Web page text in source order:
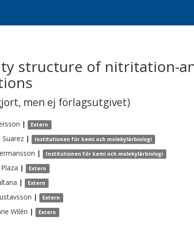
structure of nitritation-
men ej förlagsutgivet)
| Extern
Suarez | Institutionen för kemi och molekylärbiologi
| Institutionen för kemi och molekylärbiologi
Plaza | Extern
| Extern
| Extern
Wilén | Extern